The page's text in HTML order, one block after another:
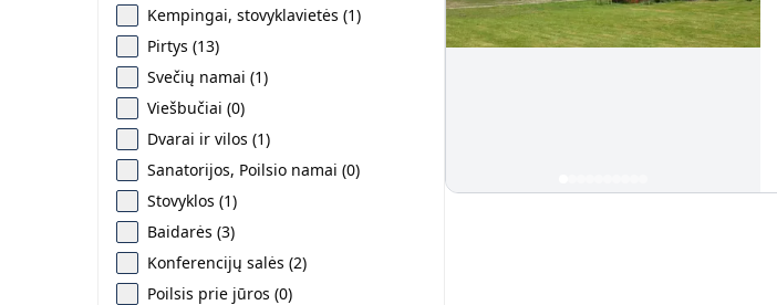
Kempingai, stovyklavietės (1)
Pirtys (13)
Svečių namai (1)
Viešbučiai (0)
Dvarai ir vilos (1)
Sanatorijos, Poilsio namai (0)
Stovyklos (1)
Baidarės (3)
Konferencijų salės (2)
Poilsis prie jūros (0)